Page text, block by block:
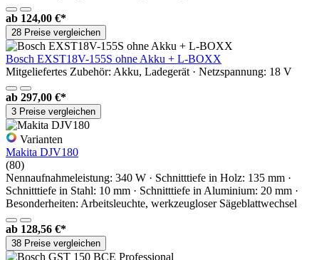
ab 124,00 €*
28 Preise vergleichen
Bosch EXST18V-155S ohne Akku + L-BOXX
Mitgeliefertes Zubehör: Akku, Ladegerät · Netzspannung: 18 V
ab 297,00 €*
3 Preise vergleichen
Varianten
Makita DJV180
(80)
Nennaufnahmeleistung: 340 W · Schnitttiefe in Holz: 135 mm ·
Schnitttiefe in Stahl: 10 mm · Schnitttiefe in Aluminium: 20 mm ·
Besonderheiten: Arbeitsleuchte, werkzeugloser Sägeblattwechsel
ab 128,56 €*
38 Preise vergleichen